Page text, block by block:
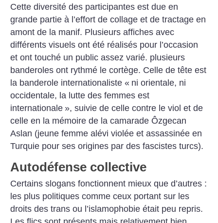
Cette diversité des participantes est due en
grande partie à l’effort de collage et de tractage en
amont de la manif. Plusieurs affiches avec
différents visuels ont été réalisés pour l’occasion
et ont touché un public assez varié. plusieurs
banderoles ont rythmé le cortège. Celle de tête est
la banderole internationaliste « ni orientale, ni
occidentale, la lutte des femmes est
internationale », suivie de celle contre le viol et de
celle en la mémoire de la camarade Ôzgecan
Aslan (jeune femme alévi violée et assassinée en
Turquie pour ses origines par des fascistes turcs).
Autodéfense collective
Certains slogans fonctionnent mieux que d’autres :
les plus politiques comme ceux portant sur les
droits des trans ou l’islamophobie était peu repris.